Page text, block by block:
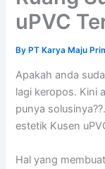
uPVC
ByPT Karya Maju
Apakah anda
lagi keropos. Kini
punya
estetik Kusen
Hal yang